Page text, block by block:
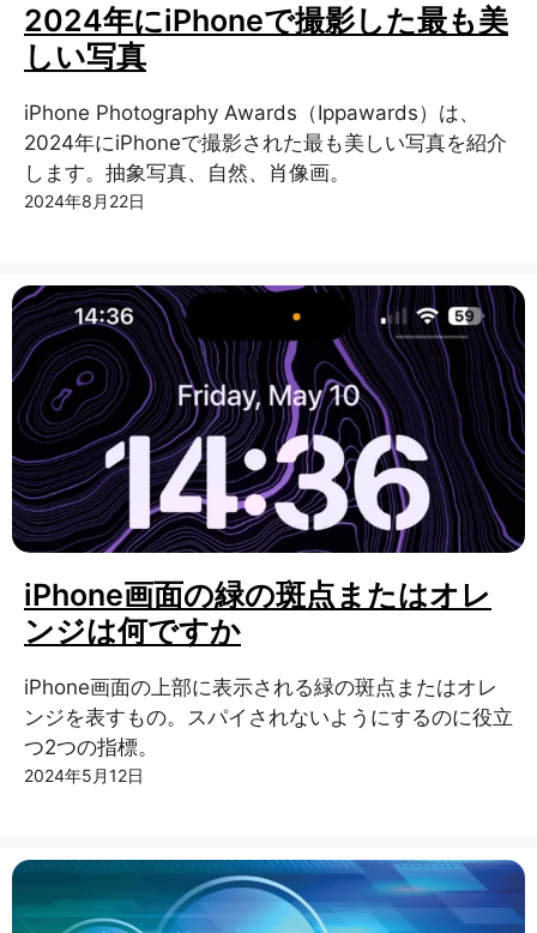
2024年にiPhoneで撮影した最も美
しい写真
iPhone Photography Awards（Ippawards）は、
2024年にiPhoneで撮影された最も美しい写真を紹介
します。抽象写真、自然、肖像画。
2024年8月22日
iPhone画面の緑の斑点またはオレ
ンジは何ですか
iPhone画面の上部に表示される緑の斑点またはオレ
ンジを表すもの。スパイされないようにするのに役立
つ2つの指標。
2024年5月12日